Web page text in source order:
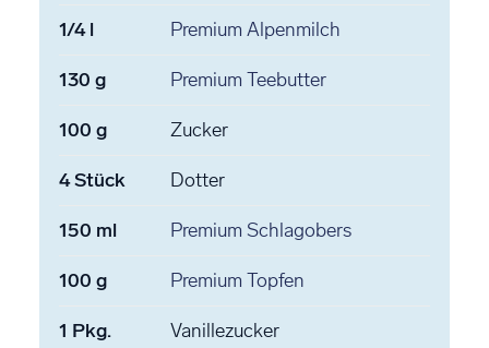
1/4l Premium Alpenmilch
130 g Premium Teebutter
100 g Zucker
4Stück Dotter
150 ml Premium Schlagobers
100 g Premium Topfen
1 Pkg. Vanillezucker